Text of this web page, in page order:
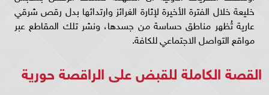
خليعة خلال الفترة الأخيرة لإثارة الغرائز وارتدائها بدل رقص شرقي
عارية تُظهر مناطق حساسة من جسدها، ونشر تلك المقاطع عبر
مواقع التواصل الاجتماعي للكافة.
القصة الكاملة للقبض على الراقصة حورية